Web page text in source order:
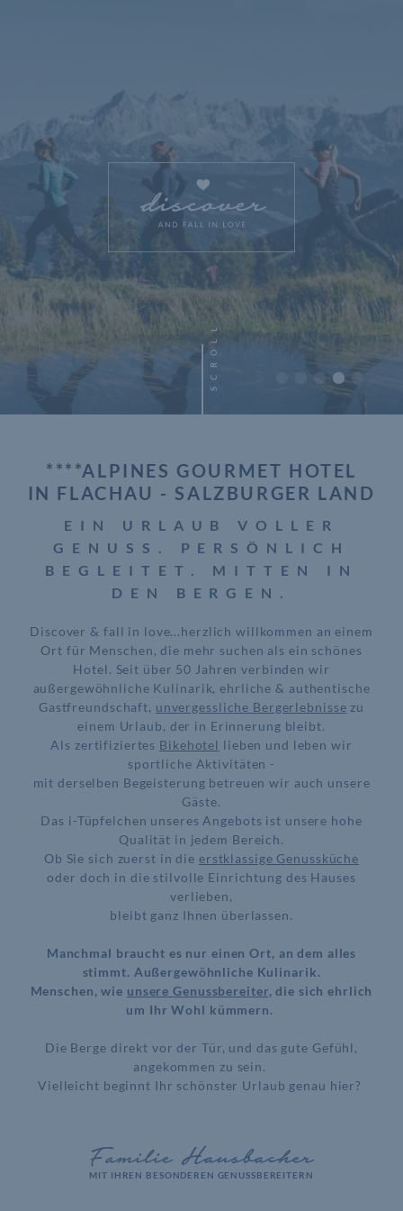
SCROLL
****ALPINES GOURMET HOTEL
IN FLACHAU - SALZBURGER LAND
EIN URLAUB VOLLER
GENUSS. PERSÖNLICH
BEGLEITET. MITTEN IN
DEN BERGEN.
Discover & fall in love...herzlich willkommen an einem
Ort für Menschen, die mehr suchen als ein schönes
Hotel. Seit über 50 Jahren verbinden wir
außergewöhnliche Kulinarik, ehrliche & authentische
Gastfreundschaft, unvergessliche Bergerlebnisse zu
einem Urlaub, der in Erinnerung bleibt.
Als zertifiziertes Bikehotel lieben und leben wir
sportliche Aktivitäten -
mit derselben Begeisterung betreuen wir auch unsere
Gäste.
Das i-Tüpfelchen unseres Angebots ist unsere hohe
Qualität in jedem Bereich.
Ob Sie sich zuerst in die erstklassige Genussküche
oder doch in die stilvolle Einrichtung des Hauses
verlieben,
bleibt ganz Ihnen überlassen.
Manchmal braucht es nur einen Ort, an dem alles
stimmt. Außergewöhnliche Kulinarik.
Menschen, wie unsere Genussbereiter, die sich ehrlich
um Ihr Wohl kümmern.
Die Berge direkt vor der Tür, und das gute Gefühl,
angekommen zu sein.
Vielleicht beginnt Ihr schönster Urlaub genau hier?
Familie Hausbacher
MIT IHREN BESONDEREN GENUSSBEREITERN